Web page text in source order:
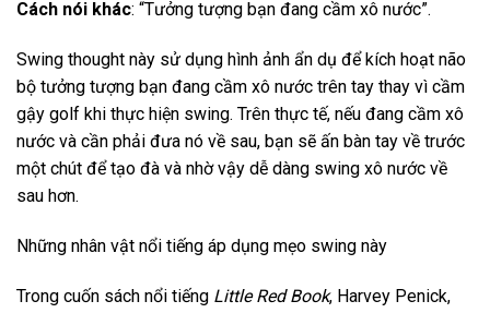
Cách nói khác: “Tưởng tượng bạn đang cầm xô nước”.
Swing thought này sử dụng hình ảnh ẩn dụ để kích hoạt não
bộ tưởng tượng bạn đang cầm xô nước trên tay thay vì cầm
gậy golf khi thực hiện swing. Trên thực tế, nếu đang cầm xô
nước và cần phải đưa nó về sau, bạn sẽ ấn bàn tay về trước
một chút để tạo đà và nhờ vậy dễ dàng swing xô nước về
sau hơn.
Những nhân vật nổi tiếng áp dụng mẹo swing này
Trong cuốn sách nổi tiếng Little Red Book, Harvey Penick,